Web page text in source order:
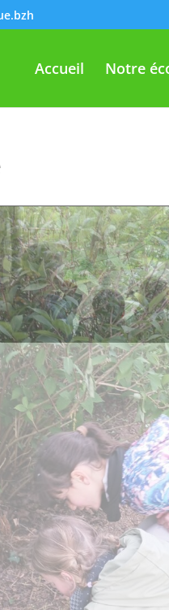
Accueil Notre
Nos liens
Collège La
Montauban
Ddec 22
Mairie de